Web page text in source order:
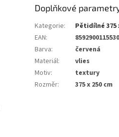
Doplňkové
Kategorie:
Pětidílné 375
EAN:
8592900115530
Barva:
červená
Materiál:
vlies
Motiv:
textury
Rozměr: 375 x 250 cm